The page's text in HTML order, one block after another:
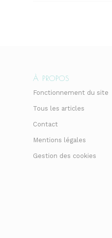
À PROPOS
Fonctionnement du site
Tous les articles
Contact
Mentions légales
Gestion des cookies